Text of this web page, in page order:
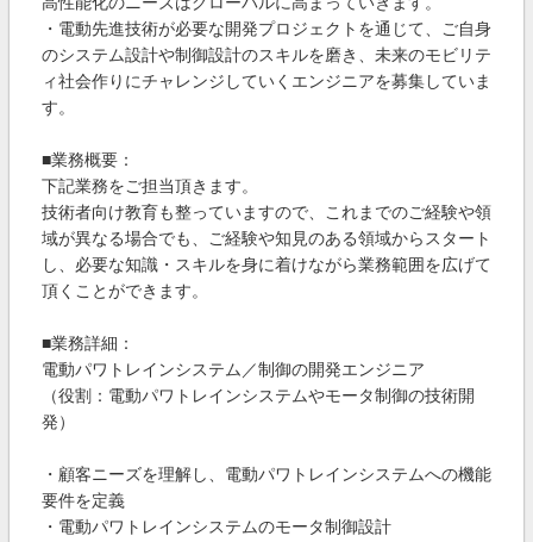
・電動先進技術が必要な開発プロジェクトを通じて、ご自身
のシステム設計や制御設計のスキルを磨き、未来のモビリテ
ィ社会作りにチャレンジしていくエンジニアを募集していま
す。
■業務概要：
下記業務をご担当頂きます。
技術者向け教育も整っていますので、これまでのご経験や領
域が異なる場合でも、ご経験や知見のある領域からスタート
し、必要な知識・スキルを身に着けながら業務範囲を広げて
頂くことができます。
■業務詳細：
電動パワトレインシステム／制御の開発エンジニア
（役割：電動パワトレインシステムやモータ制御の技術開
発）
・顧客ニーズを理解し、電動パワトレインシステムへの機能
要件を定義
・電動パワトレインシステムのモータ制御設計